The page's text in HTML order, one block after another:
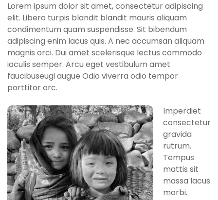
Lorem ipsum dolor sit amet, consectetur adipiscing
elit. Libero turpis blandit blandit mauris aliquam
condimentum quam suspendisse. Sit bibendum
adipiscing enim lacus quis. A nec accumsan aliquam
magnis orci. Dui amet scelerisque lectus commodo
iaculis semper. Arcu eget vestibulum amet
faucibuseugi augue Odio viverra odio tempor
porttitor orc.
Imperdiet
consectetur
gravida
rutrum.
Tempus
mattis sit
massa lacus
morbi.